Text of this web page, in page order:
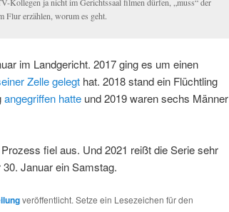
Kollegen ja nicht im Gerichtssaal filmen dürfen, „muss“ der
Flur erzählen, worum es geht.
im Landgericht. 2017 ging es um einen
Zelle gelegthat. 2018 stand ein Flüchtling
angegriffen hatteund 2019 waren sechs Männer
fiel aus. Und 2021 reißt die Serie sehr
Januar ein Samstag.
veröffentlicht. Setze ein Lesezeichen für den